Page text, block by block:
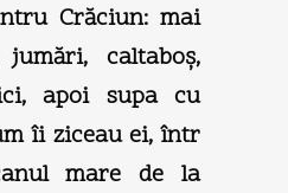
Crăciun: mai
caltaboş,
apoi supa cu
îi ziceau ei, într
mare de la